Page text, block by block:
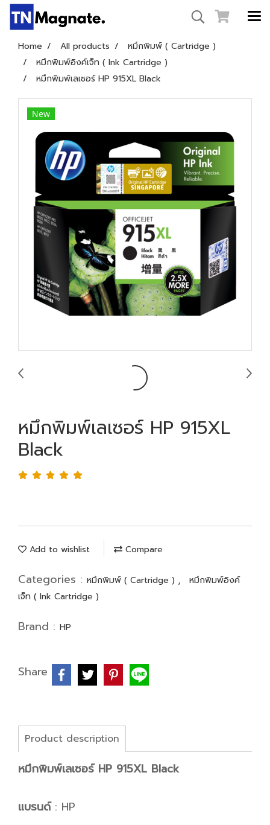
Home All products
หมึกพิมพ์ ( Cartridge )
หมึกพิมพ์อิงค์เจ็ท ( Ink Cartridge )
หมึกพิมพ์เลเซอร์ HP 915XL Black
New
หมึกพิมพ์เลเซอร์ HP 915XL
Black
Add to wishlist Compare
Categories : หมึกพิมพ์ ( Cartridge ) ,
หมึกพิมพ์อิงค์
เจ็ท ( Ink Cartridge )
Brand : HP
Share
Product description
หมึกพิมพ์เลเซอร์ HP 915XL Black
แบรนด์: HP